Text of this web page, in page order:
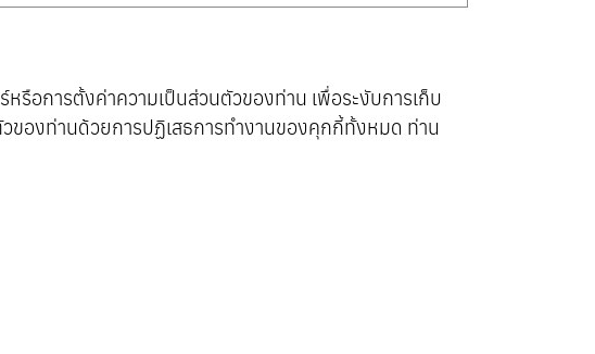
รือการตั้งค่าความเป็นส่วนตัวของท่าน เพื่อระงับการเก็บ
ของท่านด้วยการปฏิเสธการทำงานของคุกกี้ทั้งหมด ท่าน